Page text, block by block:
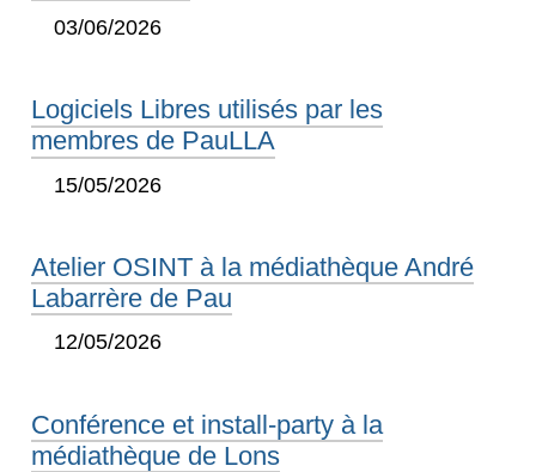
03/06/2026
Logiciels Libres utilisés par les
membres de PauLLA
15/05/2026
Atelier OSINT à la médiathèque André
Labarrère de Pau
12/05/2026
Conférence et install-party à la
médiathèque de Lons